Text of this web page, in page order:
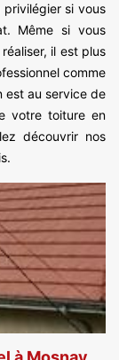
si vous
Même si vous
il est plus
comme
est au service de
votre toiture en
découvrir nos